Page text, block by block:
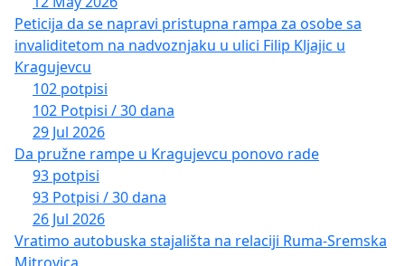
Peticija da se napravi pristupna rampa za osobe sa
invaliditetom na nadvoznjaku u ulici Filip Kljajic u
Kragujevcu
102 potpisi
102 Potpisi / 30 dana
29 Jul 2026
Da pružne rampe u Kragujevcu ponovo rade
93 potpisi
93 Potpisi / 30 dana
26 Jul 2026
Vratimo autobuska stajališta na relaciji Ruma-Sremska
Mitrovica